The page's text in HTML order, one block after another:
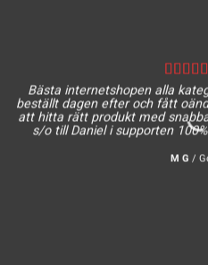
Bästa internetshopen alla
beställt dagen efter och fått
att hitta rätt produkt med
s/o till Daniel i supporten
M G /